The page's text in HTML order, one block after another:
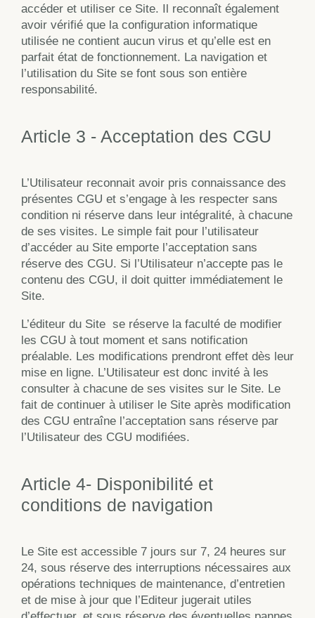
accéder et utiliser ce Site. Il reconnaît également
avoir vérifié que la configuration informatique
utilisée ne contient aucun virus et qu’elle est en
parfait état de fonctionnement. La navigation et
l’utilisation du Site se font sous son entière
responsabilité.
Article 3 - Acceptation des CGU
L’Utilisateur reconnait avoir pris connaissance des
présentes CGU et s’engage à les respecter sans
condition ni réserve dans leur intégralité, à chacune
de ses visites. Le simple fait pour l’utilisateur
d’accéder au Site emporte l’acceptation sans
réserve des CGU. Si l’Utilisateur n’accepte pas le
contenu des CGU, il doit quitter immédiatement le
Site.
L’éditeur du Site se réserve la faculté de modifier
les CGU à tout moment et sans notification
préalable. Les modifications prendront effet dès leur
mise en ligne. L’Utilisateur est donc invité à les
consulter à chacune de ses visites sur le Site. Le
fait de continuer à utiliser le Site après modification
des CGU entraîne l’acceptation sans réserve par
l’Utilisateur des CGU modifiées.
Article 4- Disponibilité et
conditions de navigation
Le Site est accessible 7 jours sur 7, 24 heures sur
24, sous réserve des interruptions nécessaires aux
opérations techniques de maintenance, d’entretien
et de mise à jour que l’Editeur jugerait utiles